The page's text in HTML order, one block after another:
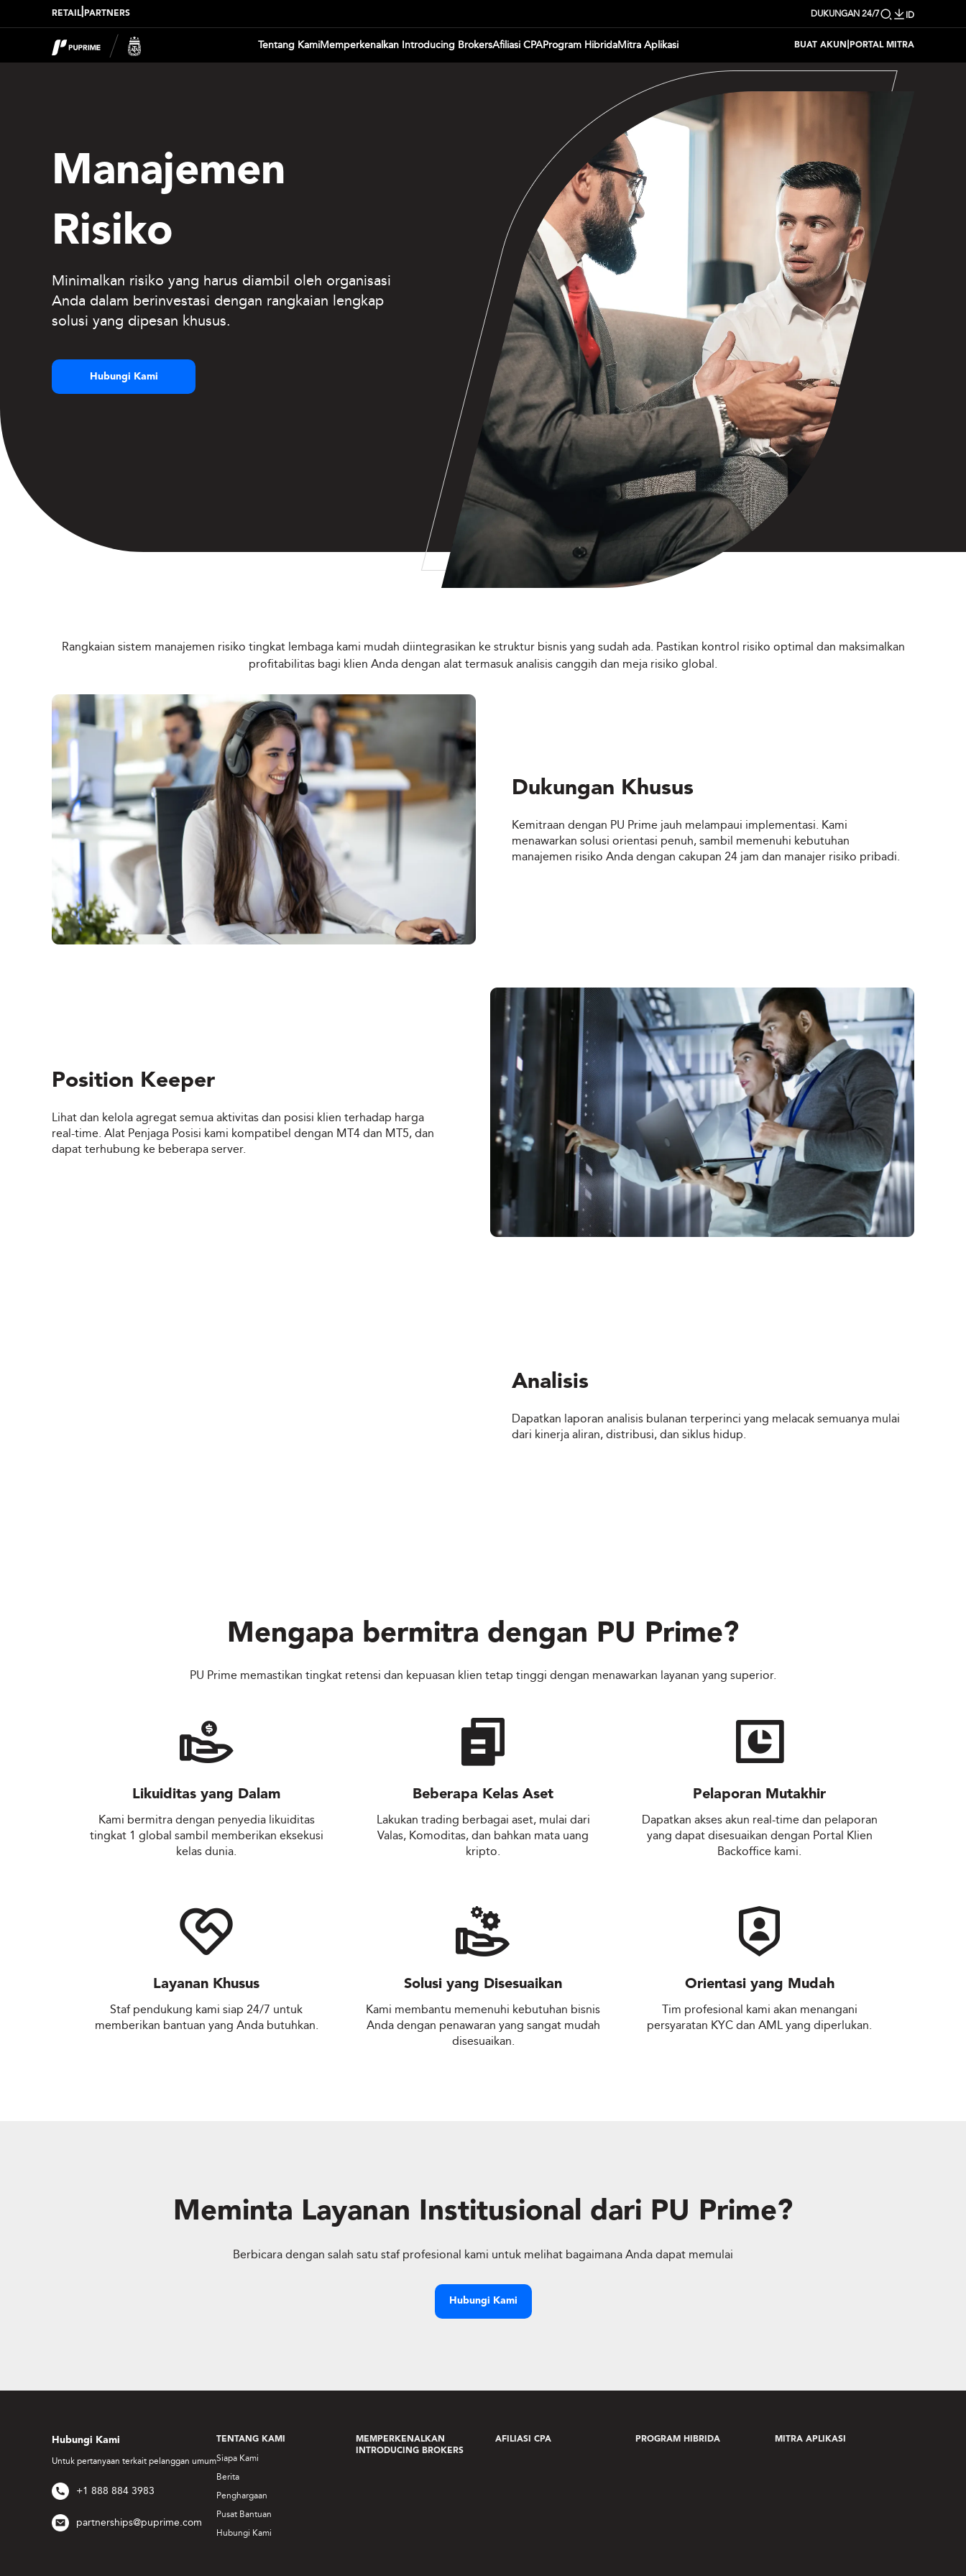
RETAIL PARTNERS DUKUNGAN 24/7 ID
Tentang KamiMemperkenalkan Introducing BrokersAfiliasi CPAProgram HibridaMitra Aplikasi BUAT AKUN | PORTAL MITRA
Manajemen
Risiko
Minimalkan risiko yang harus diambil oleh organisasi
Anda dalam berinvestasi dengan rangkaian lengkap
solusi yang dipesan khusus.
Hubungi Kami
Rangkaian sistem manajemen risiko tingkat lembaga kami mudah diintegrasikan ke struktur bisnis yang sudah ada. Pastikan kontrol risiko optimal dan maksimalkan
profitabilitas bagi klien Anda dengan alat termasuk analisis canggih dan meja risiko global.
Dukungan Khusus
Kemitraan dengan PU Prime jauh melampaui implementasi. Kami
menawarkan solusi orientasi penuh, sambil memenuhi kebutuhan
manajemen risiko Anda dengan cakupan 24 jam dan manajer risiko pribadi.
Position Keeper
Lihat dan kelola agregat semua aktivitas dan posisi klien terhadap harga
real-time. Alat Penjaga Posisi kami kompatibel dengan MT4 dan MT5, dan
dapat terhubung ke beberapa server.
Analisis
Dapatkan laporan analisis bulanan terperinci yang melacak semuanya mulai
dari kinerja aliran, distribusi, dan siklus hidup.
Mengapa bermitra dengan PU Prime?
PU Prime memastikan tingkat retensi dan kepuasan klien tetap tinggi dengan menawarkan layanan yang superior.
Likuiditas yang Dalam
Kami bermitra dengan penyedia likuiditas
tingkat 1 global sambil memberikan eksekusi
kelas dunia.
Beberapa Kelas Aset
Lakukan trading berbagai aset, mulai dari
Valas, Komoditas, dan bahkan mata uang
kripto.
Pelaporan Mutakhir
Dapatkan akses akun real-time dan pelaporan
yang dapat disesuaikan dengan Portal Klien
Backoffice kami.
Layanan Khusus
Staf pendukung kami siap 24/7 untuk
memberikan bantuan yang Anda butuhkan.
Solusi yang Disesuaikan
Kami membantu memenuhi kebutuhan bisnis
Anda dengan penawaran yang sangat mudah
disesuaikan.
Orientasi yang Mudah
Tim profesional kami akan menangani
persyaratan KYC dan AML yang diperlukan.
Meminta Layanan Institusional dari PU Prime?
Berbicara dengan salah satu staf profesional kami untuk melihat bagaimana Anda dapat memulai
Hubungi Kami
Hubungi Kami
Untuk pertanyaan terkait pelanggan umum
+1 888 884 3983
partnerships@puprime.com
TENTANG KAMI
Siapa Kami
Berita
Penghargaan
Pusat Bantuan
Hubungi Kami
MEMPERKENALKAN
INTRODUCING BROKERS
AFILIASI CPA PROGRAM HIBRIDA MITRA APLIKASI